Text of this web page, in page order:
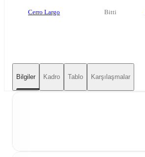
Cerro Largo Bitti
Bilgiler Kadro Tablo Karşılaşmalar